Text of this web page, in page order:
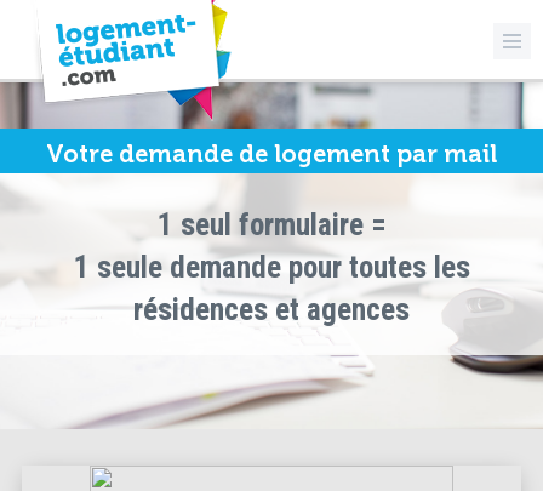
Votre demande de logement par mail
1 seul formulaire =
1 seule demande pour toutes les
résidences et agences